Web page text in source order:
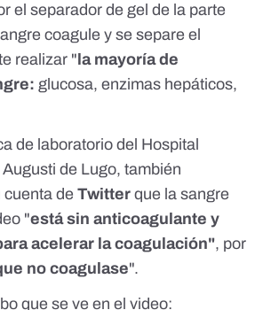
el separador de gel de la parte
coagule y se separe el
realizar " la mayoría de
glucosa, enzimas hepáticos,
de laboratorio del Hospital
de Lugo, también
cuenta de Twitter que la sangre
"está sin anticoagulante y
acelerar la coagulación", por
no coagulase".
que se ve en el video: